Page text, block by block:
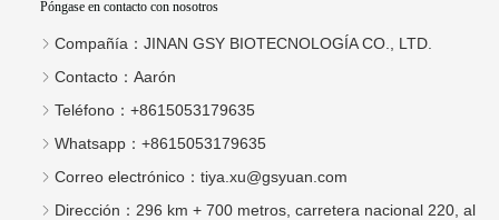
Póngase en contacto con nosotros
Compañía： JINAN GSY BIOTECNOLOGÍA CO., LTD.
Contacto： Aarón
Teléfono： +8615053179635
Whatsapp： +8615053179635
Correo electrónico： tiya.xu@gsyuan.com
Dirección： 296 km + 700 metros, carretera nacional 220, al